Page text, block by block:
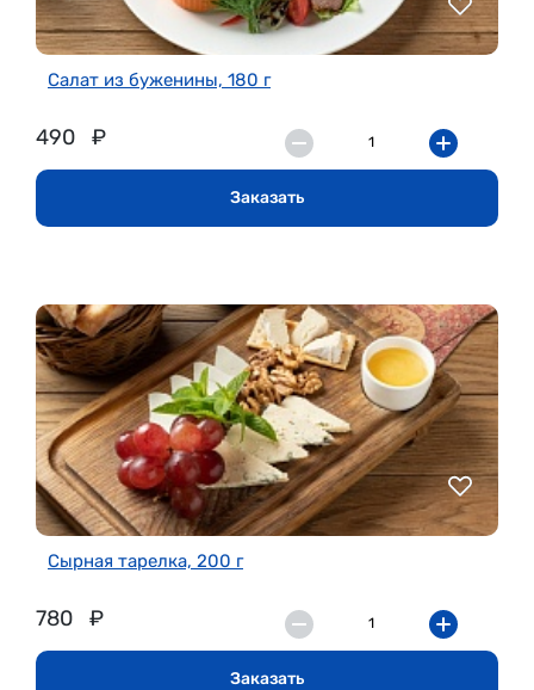
Салат из буженины, 180 г
490 ₽
Заказать
Сырная тарелка, 200 г
780 ₽
Заказать